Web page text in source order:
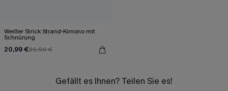
Weißer Strick Strand-Kimono mit
Schnürung
20,99 €29,99 €
Gefällt es Ihnen? Teilen Sie es!